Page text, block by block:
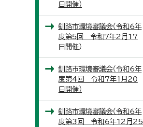
日開催）
釧路市環境審議会（令和6年
度第5回 令和7年2月17
日開催）
釧路市環境審議会（令和6年
度第4回 令和7年1月20
日開催）
釧路市環境審議会（令和6年
度第3回 令和6年12月25